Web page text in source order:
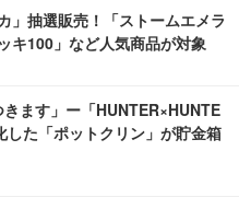
」抽選販売！「ストームエメラ
キ100」など人気商品が対象
きます」ー「HUNTER×HUNTE
した「ポットクリン」が貯金箱